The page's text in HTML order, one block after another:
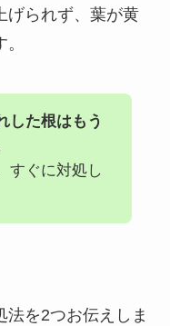
げられず、葉が黄
した根はもう
すぐに対処し
法を2つお伝えしま